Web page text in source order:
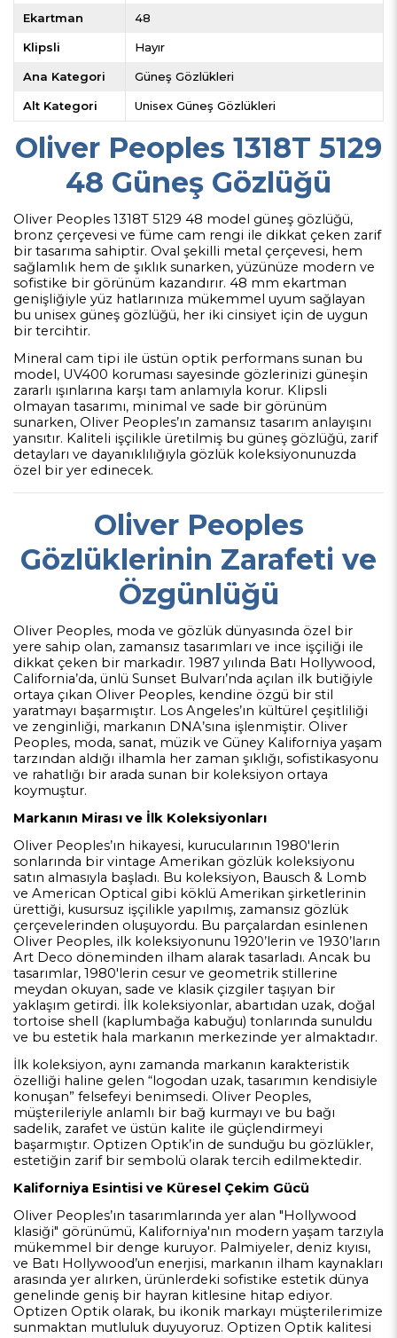
Ekartman 48
Klipsli Hayır
Ana Kategori Güneş Gözlükleri
Alt Kategori Unisex Güneş Gözlükleri
Oliver Peoples 1318T 5129
48 Güneş Gözlüğü
Oliver Peoples 1318T 5129 48 model güneş gözlüğü,
bronz çerçevesi ve füme cam rengi ile dikkat çeken zarif
bir tasarıma sahiptir. Oval şekilli metal çerçevesi, hem
sağlamlık hem de şıklık sunarken, yüzünüze modern ve
sofistike bir görünüm kazandırır. 48 mm ekartman
genişliğiyle yüz hatlarınıza mükemmel uyum sağlayan
bu unisex güneş gözlüğü, her iki cinsiyet için de uygun
bir tercihtir.
Mineral cam tipi ile üstün optik performans sunan bu
model, UV400 koruması sayesinde gözlerinizi güneşin
zararlı ışınlarına karşı tam anlamıyla korur. Klipsli
olmayan tasarımı, minimal ve sade bir görünüm
sunarken, Oliver Peoples’ın zamansız tasarım anlayışını
yansıtır. Kaliteli işçilikle üretilmiş bu güneş gözlüğü, zarif
detayları ve dayanıklılığıyla gözlük koleksiyonunuzda
özel bir yer edinecek.
Oliver Peoples
Gözlüklerinin Zarafeti ve
Özgünlüğü
Oliver Peoples, moda ve gözlük dünyasında özel bir
yere sahip olan, zamansız tasarımları ve ince işçiliği ile
dikkat çeken bir markadır. 1987 yılında Batı Hollywood,
California’da, ünlü Sunset Bulvarı’nda açılan ilk butiğiyle
ortaya çıkan Oliver Peoples, kendine özgü bir stil
yaratmayı başarmıştır. Los Angeles’ın kültürel çeşitliliği
ve zenginliği, markanın DNA’sına işlenmiştir. Oliver
Peoples, moda, sanat, müzik ve Güney Kaliforniya yaşam
tarzından aldığı ilhamla her zaman şıklığı, sofistikasyonu
ve rahatlığı bir arada sunan bir koleksiyon ortaya
koymuştur.
Markanın Mirası ve İlk Koleksiyonları
Oliver Peoples’ın hikayesi, kurucularının 1980'lerin
sonlarında bir vintage Amerikan gözlük koleksiyonu
satın almasıyla başladı. Bu koleksiyon, Bausch & Lomb
ve American Optical gibi köklü Amerikan şirketlerinin
ürettiği, kusursuz işçilikle yapılmış, zamansız gözlük
çerçevelerinden oluşuyordu. Bu parçalardan esinlenen
Oliver Peoples, ilk koleksiyonunu 1920’lerin ve 1930’ların
Art Deco döneminden ilham alarak tasarladı. Ancak bu
tasarımlar, 1980'lerin cesur ve geometrik stillerine
meydan okuyan, sade ve klasik çizgiler taşıyan bir
yaklaşım getirdi. İlk koleksiyonlar, abartıdan uzak, doğal
tortoise shell (kaplumbağa kabuğu) tonlarında sunuldu
ve bu estetik hala markanın merkezinde yer almaktadır.
İlk koleksiyon, aynı zamanda markanın karakteristik
özelliği haline gelen “logodan uzak, tasarımın kendisiyle
konuşan” felsefeyi benimsedi. Oliver Peoples,
müşterileriyle anlamlı bir bağ kurmayı ve bu bağı
sadelik, zarafet ve üstün kalite ile güçlendirmeyi
başarmıştır. Optizen Optik’in de sunduğu bu gözlükler,
estetiğin zarif bir sembolü olarak tercih edilmektedir.
Kaliforniya Esintisi ve Küresel Çekim Gücü
Oliver Peoples’ın tasarımlarında yer alan "Hollywood
klasiği" görünümü, Kaliforniya'nın modern yaşam tarzıyla
mükemmel bir denge kuruyor. Palmiyeler, deniz kıyısı,
ve Batı Hollywood’un enerjisi, markanın ilham kaynakları
arasında yer alırken, ürünlerdeki sofistike estetik dünya
genelinde geniş bir hayran kitlesine hitap ediyor.
Optizen Optik olarak, bu ikonik markayı müşterilerimize
sunmaktan mutluluk duyuyoruz. Optizen Optik kalitesi